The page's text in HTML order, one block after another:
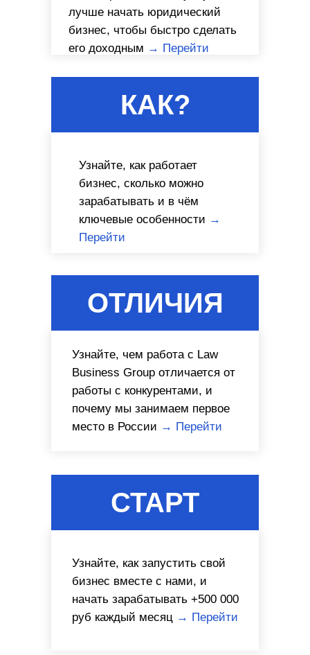
лучше начать юридический
бизнес, чтобы быстро сделать
его доходным → Перейти
Узнайте, как работает
бизнес, сколько можно
зарабатывать и в чём
ключевые особенности →
Перейти
КАК?
Узнайте, чем работа с Law
Business Group отличается от
работы с конкурентами, и
почему мы занимаем первое
место в России → Перейти
ОТЛИЧИЯ
Узнайте, как запустить свой
бизнес вместе с нами, и
начать зарабатывать +500 000
руб каждый месяц → Перейти
СТАРТ